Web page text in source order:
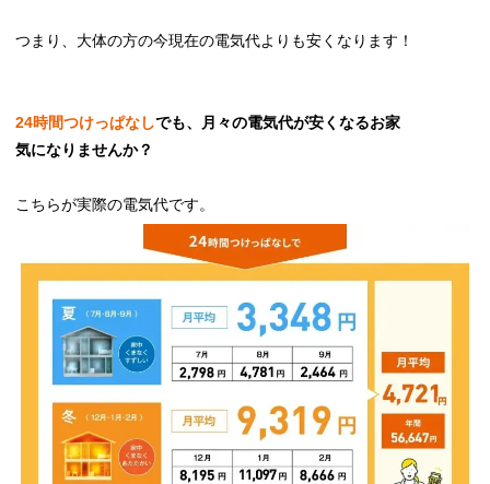
つまり、大体の方の今現在の電気代よりも安くなります！
24時間つけっぱなしでも、月々の電気代が安くなるお家
気になりませんか？
こちらが実際の電気代です。